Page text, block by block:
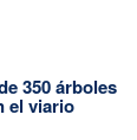
350 árboles
el viario